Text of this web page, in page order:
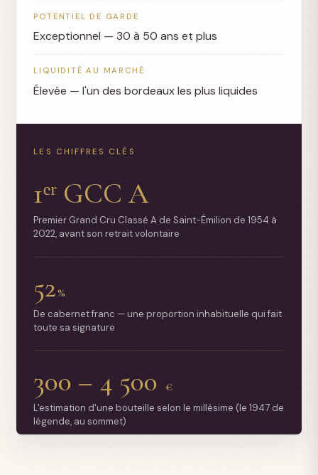
POTENTIEL DE GARDE
Exceptionnel — 30 à 50 ans et plus
LIQUIDITÉ AU MARCHÉ
Élevée — l'un des bordeaux les plus liquides
LES CHIFFRES CLÉS
1ᵉʳ GCC A
Premier Grand Cru Classé A de Saint-Émilion de 1954 à
2022, avant son retrait volontaire
52%
De cabernet franc — une proportion inhabituelle qui fait
toute sa signature
300 – 4 500 €
L'estimation d'une bouteille selon le millésime (le 1947 de
légende, au sommet)